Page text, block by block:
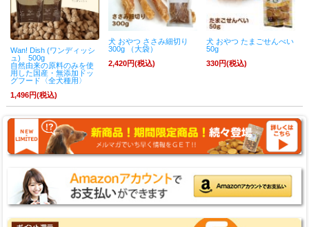
Wan! Dish (ワンディッシ
ュ) 500g
自然由来の原料のみを使
用した国産・無添加ドッ
グフード〈全犬種用〉
1,496円(税込)
犬 おやつ ささみ細切り
300g （大袋）
2,420円(税込)
犬 おやつ たまごせんべい
50g
330円(税込)